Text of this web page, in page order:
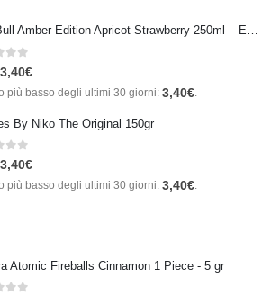
Red Bull Amber Edition Apricot Strawberry 250ml – Energy Drink Albicocca e Fragola
3,40€
più basso degli ultimi 30 giorni: 3,40€.
By Niko The Original 150gr
3,40€
più basso degli ultimi 30 giorni: 3,40€.
Atomic Fireballs Cinnamon 1 Piece - 5 gr